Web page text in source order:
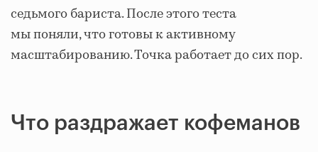
седьмого бариста. После этого теста
мы поняли, что готовы к активному
масштабированию. Точка работает до сих пор.
Что раздражает кофеманов